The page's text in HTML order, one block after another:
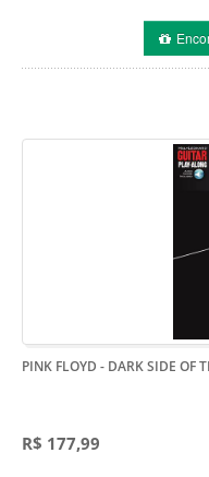
PINK FLOYD - DARK SIDE
R$ 177,99